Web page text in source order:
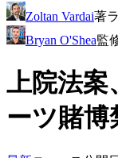
Zoltan Vardai著
Bryan O'Shea監
上院法案
ーツ賭博